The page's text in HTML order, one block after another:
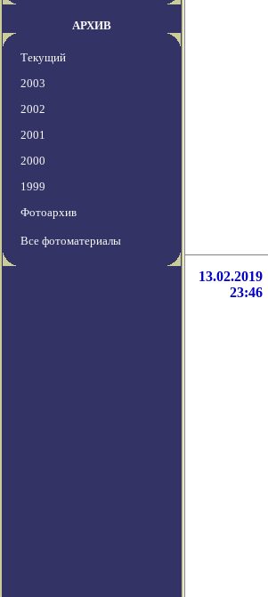
АРХИВ
Текущий
2003
2002
2001
2000
1999
Фотоархив
Все фотоматериалы
13.02.2019
23:46